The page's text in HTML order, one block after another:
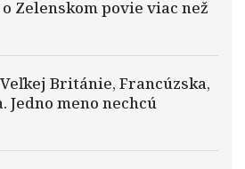
Zelenskom povie viac než
Británie, Francúzska,
Jedno meno nechcú